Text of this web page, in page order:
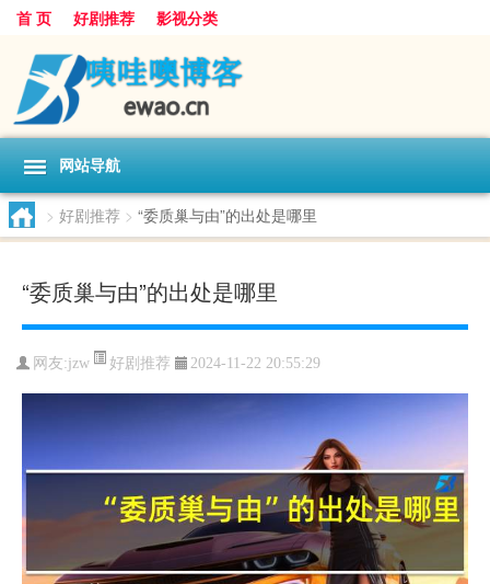
首 页 好剧推荐 影视分类
网站导航
> 好剧推荐 > “委质巢与由”的出处是哪里
“委质巢与由”的出处是哪里
网友:jzw 好剧推荐 2024-11-22 20:55:29